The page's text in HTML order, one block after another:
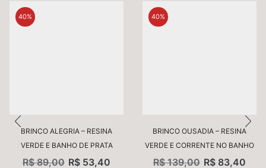
Nome
E-mail*
40%
BRINCO ALEGRIA – RESINA
VERDE E BANHO DE PRATA
R$89,00 R$ 53,40
40%
BRINCO OUSADIA – RESINA
VERDE E CORRENTE NO BANHO
DE OURO
R$139,00 R$ 83,40